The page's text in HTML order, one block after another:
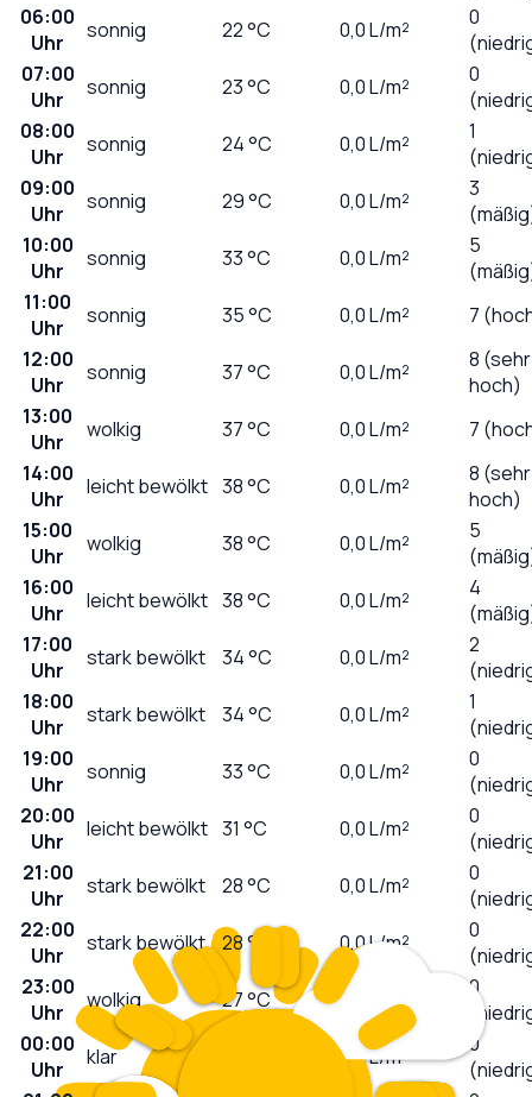
06:00
Uhr
sonnig 22°C 0,0L/m²
0
07:00
Uhr
sonnig 23°C 0,0L/m²
0
08:00
Uhr
sonnig 24°C 0,0L/m²
1
09:00
Uhr
sonnig 29°C 0,0L/m²
3
10:00
Uhr
sonnig 33°C 0,0L/m²
5
11:00
Uhr
sonnig 35°C 0,0L/m²
7
12:00
Uhr
sonnig 37°C 0,0L/m²
8 (sehr
hoch)
13:00
Uhr
wolkig 37°C 0,0L/m²
7
14:00
Uhr
leicht bewölkt 38°C 0,0L/m²
8 (sehr
hoch)
15:00
Uhr
wolkig 38°C 0,0L/m²
5
16:00
Uhr
leicht bewölkt 38°C 0,0L/m²
4
17:00
Uhr
stark bewölkt 34°C 0,0L/m²
2
18:00
Uhr
stark bewölkt 34°C 0,0L/m²
1
19:00
Uhr
sonnig 33°C 0,0L/m²
0
20:00
Uhr
leicht bewölkt 31 °C 0,0L/m²
0
21:00
Uhr
stark bewölkt 28°C 0,0L/m²
0
22:00
Uhr
stark bewölkt 28°C 0,0L/m²
0
23:00
Uhr
wolkig 27°C 0,0 L/m²
0
00:00
Uhr
klar 0,0L/m²
0